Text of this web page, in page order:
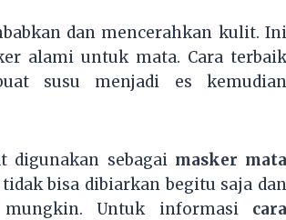
dan mencerahkan kulit. Ini
alami untuk mata. Cara terbaik
susu menjadi es kemudian
digunakan sebagai masker mata
bisa dibiarkan begitu saja dan
mungkin. Untuk informasi cara